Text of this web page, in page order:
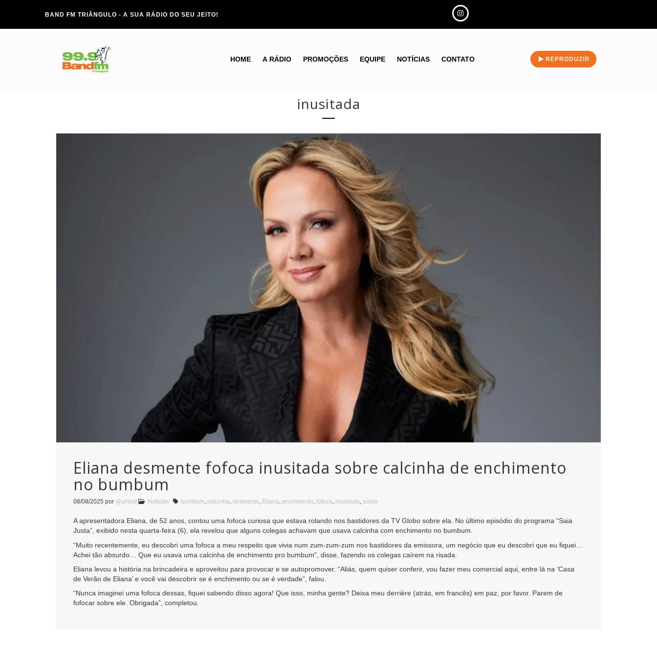
BAND FM TRIÂNGULO - A SUA RÁDIO DO SEU JEITO!
HOME A RÁDIO PROMOÇÕES EQUIPE NOTÍCIAS CONTATO REPRODUZIR
inusitada
Eliana desmente fofoca inusitada sobre calcinha de enchimento
no bumbum
08/08/2025 por @uHost Notícias bumbum, calcinha, desmente, Eliana, enchimento, fofoca, inusitada, sobre
A apresentadora Eliana, de 52 anos, contou uma fofoca curiosa que estava rolando nos bastidores da TV Globo sobre ela. No último episódio do programa “Saia
Justa”, exibido nesta quarta-feira (6), ela revelou que alguns colegas achavam que usava calcinha com enchimento no bumbum.
“Muito recentemente, eu descobri uma fofoca a meu respeito que vivia num zum-zum-zum nos bastidores da emissora, um negócio que eu descobri que eu fiquei…
Achei tão absurdo… Que eu usava uma calcinha de enchimento pro bumbum”, disse, fazendo os colegas caírem na risada.
Eliana levou a história na brincadeira e aproveitou para provocar e se autopromover. “Aliás, quem quiser conferir, vou fazer meu comercial aqui, entre lá na ‘Casa
de Verão de Eliana’ e você vai descobrir se é enchimento ou se é verdade”, falou.
“Nunca imaginei uma fofoca dessas, fiquei sabendo disso agora! Que isso, minha gente? Deixa meu derrière (atrás, em francês) em paz, por favor. Parem de
fofocar sobre ele. Obrigada”, completou.